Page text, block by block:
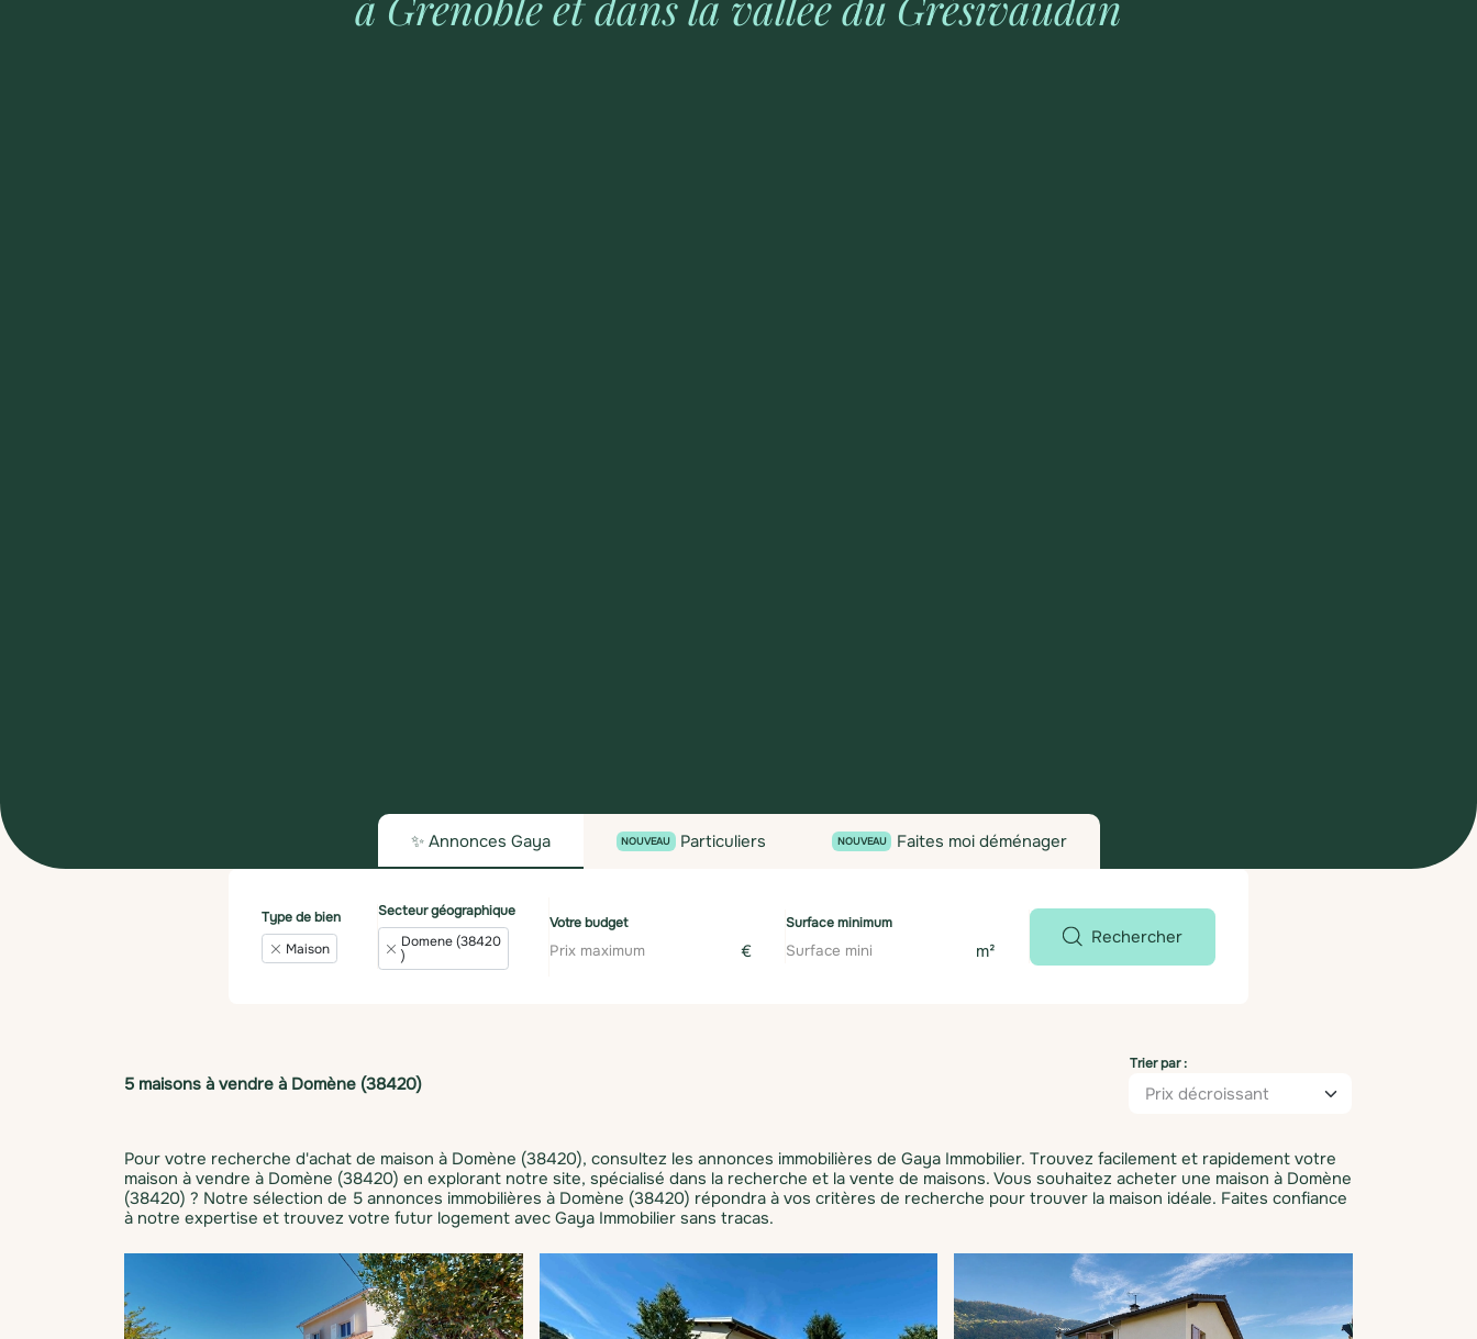
✨ Annonces Gaya NOUVEAU Particuliers NOUVEAU Faites moi déménager
Type de bien
Maison
Secteur géographique
Domene (38420
)
Votre budget
€
Surface minimum
m²
Rechercher
5 maisons à vendre à Domène (38420)
Trier par :
Pour votre recherche d'achat de maison à Domène (38420), consultez les annonces immobilières de Gaya Immobilier. Trouvez facilement et rapidement votre
maison à vendre à Domène (38420) en explorant notre site, spécialisé dans la recherche et la vente de maisons. Vous souhaitez acheter une maison à Domène
(38420) ? Notre sélection de 5 annonces immobilières à Domène (38420) répondra à vos critères de recherche pour trouver la maison idéale. Faites confiance
à notre expertise et trouvez votre futur logement avec Gaya Immobilier sans tracas.